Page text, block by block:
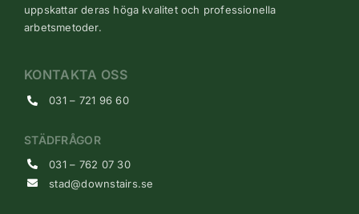
uppskattar deras höga kvalitet och professionella
arbetsmetoder.
KONTAKTA OSS
031 – 721 96 60
STÄDFRÅGOR
031 – 762 07 30
stad@downstairs.se